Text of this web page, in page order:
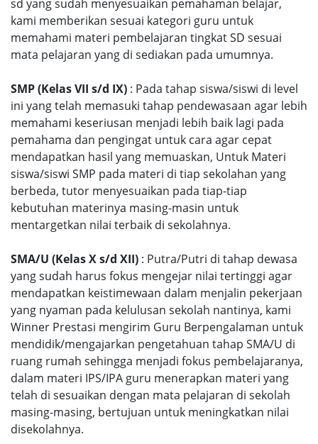
sd yang sudah menyesuaikan pemahaman belajar,
kami memberikan sesuai kategori guru untuk
memahami materi pembelajaran tingkat SD sesuai
mata pelajaran yang di sediakan pada umumnya.
SMP (Kelas VII s/d IX) : Pada tahap siswa/siswi di level
ini yang telah memasuki tahap pendewasaan agar lebih
memahami keseriusan menjadi lebih baik lagi pada
pemahama dan pengingat untuk cara agar cepat
mendapatkan hasil yang memuaskan, Untuk Materi
siswa/siswi SMP pada materi di tiap sekolahan yang
berbeda, tutor menyesuaikan pada tiap-tiap
kebutuhan materinya masing-masin untuk
mentargetkan nilai terbaik di sekolahnya.
SMA/U (Kelas X s/d XII) : Putra/Putri di tahap dewasa
yang sudah harus fokus mengejar nilai tertinggi agar
mendapatkan keistimewaan dalam menjalin pekerjaan
yang nyaman pada kelulusan sekolah nantinya, kami
Winner Prestasi mengirim Guru Berpengalaman untuk
mendidik/mengajarkan pengetahuan tahap SMA/U di
ruang rumah sehingga menjadi fokus pembelajaranya,
dalam materi IPS/IPA guru menerapkan materi yang
telah di sesuaikan dengan mata pelajaran di sekolah
masing-masing, bertujuan untuk meningkatkan nilai
disekolahnya.